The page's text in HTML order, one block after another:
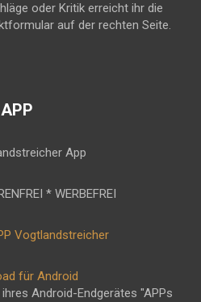
oder Kritik erreicht ihr die
auf der rechten Seite.
* WERBEFREI
für Android
Android-Endgerätes "APPs